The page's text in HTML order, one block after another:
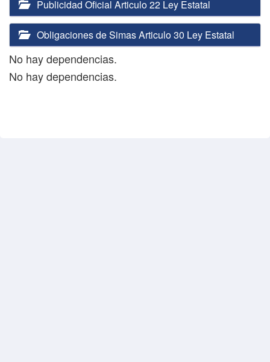
Publicidad Oficial Articulo 22 Ley Estatal
Obligaciones de Simas Articulo 30 Ley Estatal
No hay dependencias.
No hay dependencias.